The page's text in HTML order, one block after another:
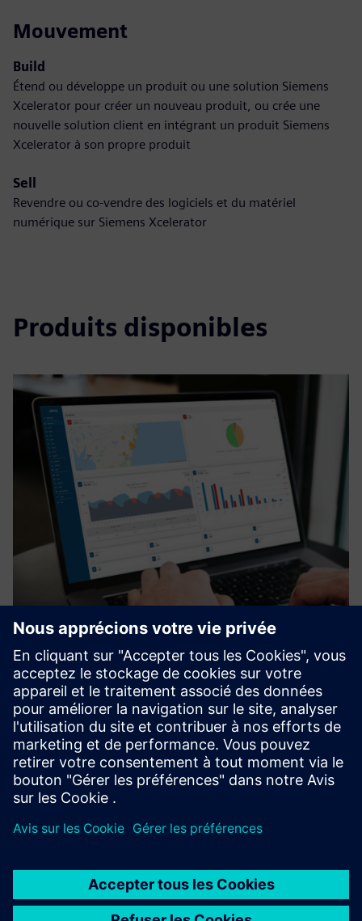
Mouvement
Build
Étend ou développe un produit ou une solution Siemens
Xcelerator pour créer un nouveau produit, ou crée une
nouvelle solution client en intégrant un produit Siemens
Xcelerator à son propre produit
Sell
Revendre ou co-vendre des logiciels et du matériel
numérique sur Siemens Xcelerator
Produits disponibles
UtiliOS Smart Water Monitoring
Permet de surveiller l'eau à distance sur tous les sites et
d'identifier les habitudes d'utilisation inhabituelles
susceptibles d'indiquer des fuites ou des inefficacités du
système, aidant ainsi les utilisateurs à réagir rapideme...
En savoir plus